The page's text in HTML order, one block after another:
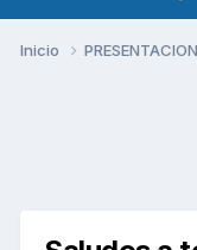
Inicio